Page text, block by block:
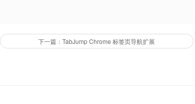
下一篇：TabJump Chrome 标签页导航扩展